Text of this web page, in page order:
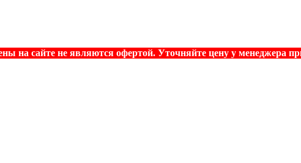
на сайте не являются офертой. Уточняйте цену у менеджера